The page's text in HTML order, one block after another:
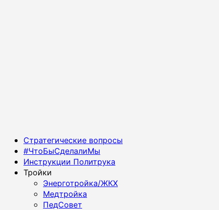
Основное
меню
Стратегические вопросы
#ЧтоБыСделалиМы
Инструкции Политрука
Тройки
Энерготройка/ЖКХ
Медтройка
ПедСовет